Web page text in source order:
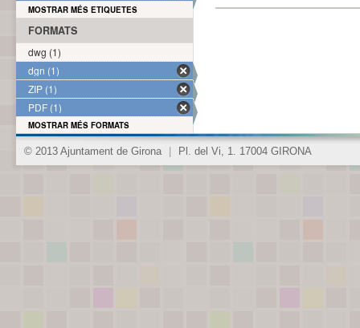
MOSTRAR MÉS ETIQUETES
FORMATS
dwg (1)
dgn (1)
ZIP (1)
PDF (1)
MOSTRAR MÉS FORMATS
© 2013 Ajuntament de Girona Pl. del Vi, 1. 17004 GIRONA